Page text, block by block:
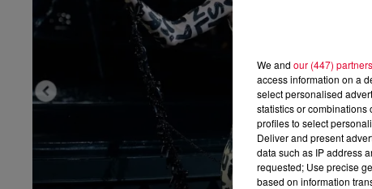
We and our (447) partners
access information on a
select personalised
statistics or combinations
profiles to select
Deliver and present
data such as IP address
requested; Use precise
based on information